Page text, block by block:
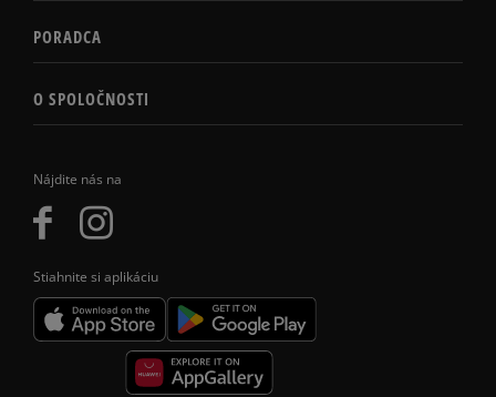
Nájdite nás na
Stiahnite si aplikáciu
PORADCA
O SPOLOČNOSTI